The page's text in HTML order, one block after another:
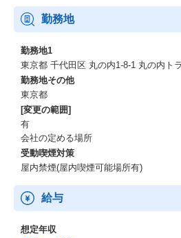
勤務地
勤務地1
東京都 千代田区 丸の内1-8-1 丸の内ト
勤務地その他
東京都
[変更の範囲]
有
会社の定める場所
受動喫煙対策
屋内禁煙(屋内喫煙可能場所有)
給与
想定年収